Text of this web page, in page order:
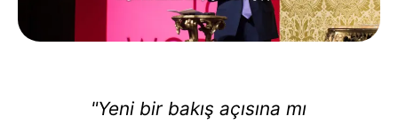
"Yeni bir bakış açısına mı